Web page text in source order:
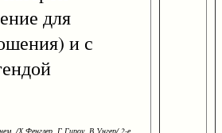
для
и с
/Х.Фенглер, Г.Гироу, В.Унгер/ 2-е